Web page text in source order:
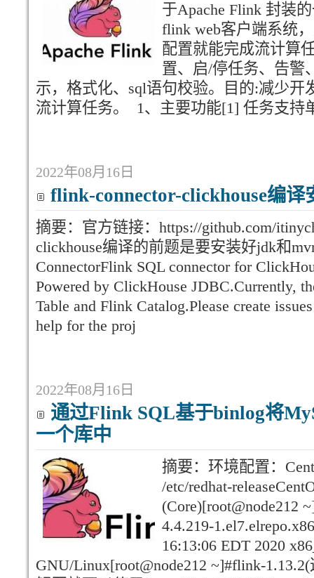
于Apache Flink 封装
flink web客户端系统
配置就能完成流计算
置、启/停任务、告警
示，格式化、sql语句校验。目的:减少开
流计算任务。 1、主要功能[1] 任务支持
2022年08月16日
flink-connector-clickhouse编译
摘要：官方链接：https://github.com/
clickhouse编译的前题是要安装好jdk和
ConnectorFlink SQL connector for
Powered by ClickHouse JDBC.Currently,
Table and Flink Catalog.Please create
help for the proj
2022年08月16日
通过Flink SQL基于binlog将
一个库中
摘要：环境配置：
/etc/redhat-
(Core)[root@node212
4.4.219-
16:13:06 EDT 2020
GNU/Linux[root@node212 ~]#flink-